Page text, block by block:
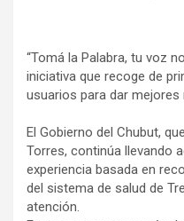
“Tomá la Palabra, tu voz
iniciativa que recoge de
usuarios para dar
El Gobierno del Chubut,
Torres, continúa llevando
experiencia basada en
del sistema de salud de
atención.